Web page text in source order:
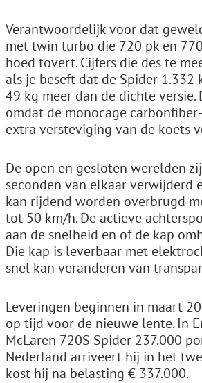
Verantwoordelijk voor dat
met twin turbo die 720 pk en
hoed tovert. Cijfers die des te
als je beseft dat de Spider 1.332
49 kg meer dan de dichte
omdat de monocage
extra versteviging van de koets
De open en gesloten werelden
seconden van elkaar verwijderd
kan rijdend worden overbrugd
tot 50 km/h. De actieve
aan de snelheid en of de kap
Die kap is leverbaar met
snel kan veranderen van
Leveringen beginnen in maart
op tijd voor de nieuwe lente. In
McLaren 720S Spider 237.000
Nederland arriveert hij in het
kost hij na belasting € 337.000.